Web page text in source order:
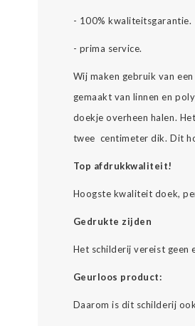
- 100% kwaliteitsgarantie.
- prima service.
Wij maken gebruik van
gemaakt van linnen en
doekje overheen halen.
twee centimeter dik. Dit
Top afdrukkwaliteit!
Hoogste kwaliteit doek,
Gedrukte zijden
Het schilderij vereist geen
Geurloos product:
Daarom is dit schilderij